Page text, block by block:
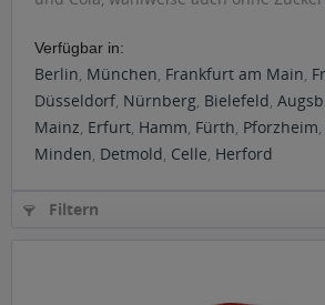
Verfügbar in:
Berlin, München, Frankfurt am Main,
Düsseldorf, Nürnberg, Bielefeld,
Mainz, Erfurt, Hamm, Fürth, Pforzheim,
Minden, Detmold, Celle, Herford
Filtern